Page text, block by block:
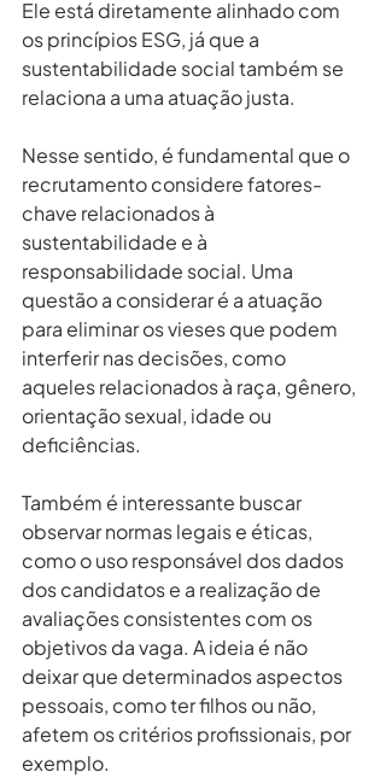
Ele está diretamente alinhado com
os princípios ESG, já que a
sustentabilidade social também se
relaciona a uma atuação justa.
Nesse sentido, é fundamental que o
recrutamento considere fatores-
chave relacionados à
sustentabilidade e à
responsabilidade social. Uma
questão a considerar é a atuação
para eliminar os vieses que podem
interferir nas decisões, como
aqueles relacionados à raça, gênero,
orientação sexual, idade ou
deficiências.
Também é interessante buscar
observar normas legais e éticas,
como o uso responsável dos dados
dos candidatos e a realização de
avaliações consistentes com os
objetivos da vaga. A ideia é não
deixar que determinados aspectos
pessoais, como ter filhos ou não,
afetem os critérios profissionais, por
exemplo.